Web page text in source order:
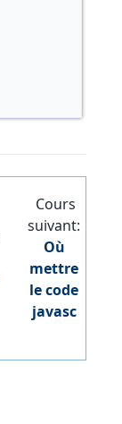
Cours
suivant:
Où
mettre
le code
javasc